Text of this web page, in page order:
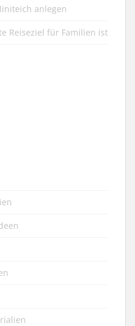
anlegen
Reiseziel für Familien ist